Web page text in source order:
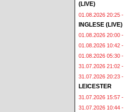
(LIVE)
01.08.2026 20:25 -
INGLESE (LIVE)
01.08.2026 20:00 -
01.08.2026 10:42 -
01.08.2026 05:30 -
31.07.2026 21:02 -
31.07.2026 20:23 -
LEICESTER
31.07.2026 15:57 -
31.07.2026 10:44 -